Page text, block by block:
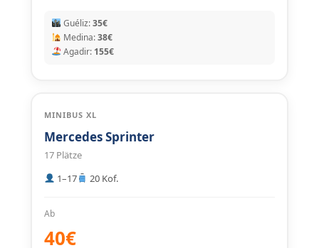
Guéliz:35€
Medina:38€
Agadir: 155€
MINIBUS XL
Mercedes Sprinter
17 Plätze
1–17
20 Kof.
Ab
40€